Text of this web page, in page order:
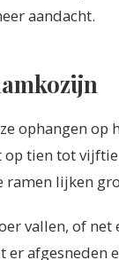
aandacht.
ophangen op
tien tot
lijken
vallen, of